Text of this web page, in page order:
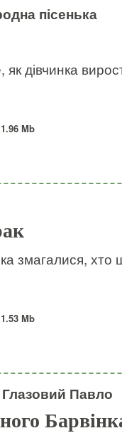
пісенька
як дівчинка
Mb
змагалися,
Mb
Павло